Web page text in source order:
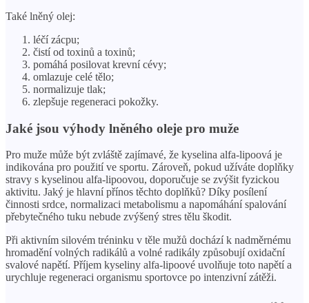
Také lněný olej:
léčí zácpu;
čistí od toxinů a toxinů;
pomáhá posilovat krevní cévy;
omlazuje celé tělo;
normalizuje tlak;
zlepšuje regeneraci pokožky.
Jaké jsou výhody lněného oleje pro muže
Pro muže může být zvláště zajímavé, že kyselina alfa-lipoová je
indikována pro použití ve sportu. Zároveň, pokud užíváte doplňky
stravy s kyselinou alfa-lipoovou, doporučuje se zvýšit fyzickou
aktivitu. Jaký je hlavní přínos těchto doplňků? Díky posílení
činnosti srdce, normalizaci metabolismu a napomáhání spalování
přebytečného tuku nebude zvýšený stres tělu škodit.
Při aktivním silovém tréninku v těle mužů dochází k nadměrnému
hromadění volných radikálů a volné radikály způsobují oxidační
svalové napětí. Příjem kyseliny alfa-lipoové uvolňuje toto napětí a
urychluje regeneraci organismu sportovce po intenzivní zátěži.